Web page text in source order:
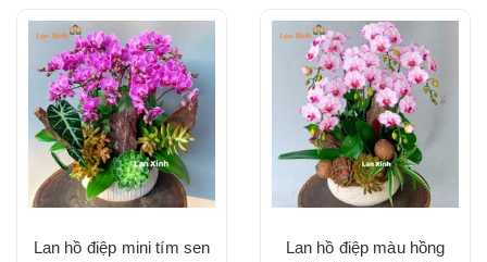
Lan hồ điệp mini tím sen
Lan hồ điệp màu hồng